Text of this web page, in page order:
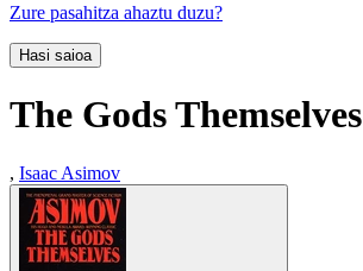
Zure pasahitza ahaztu duzu?
Hasi saioa
The Gods Themselves
, Isaac Asimov